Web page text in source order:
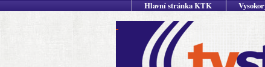
Hlavní stránka KTK